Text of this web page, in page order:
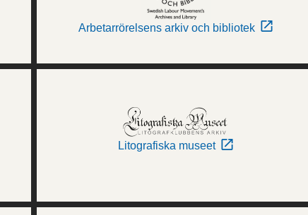
Arbetarrörelsens arkiv och bibliotek
Litografiska museet